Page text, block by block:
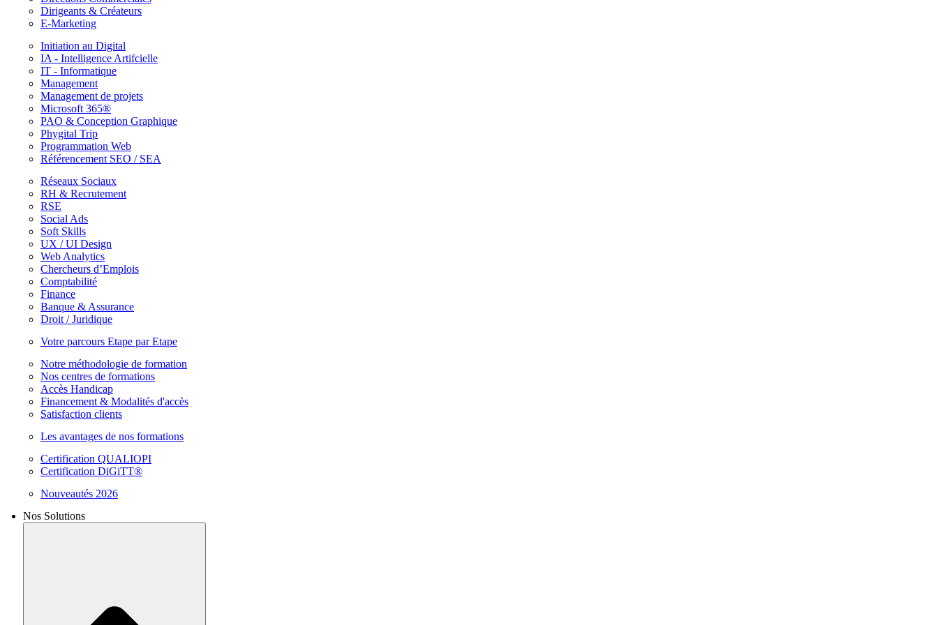
Dirigeants & Créateurs
E-Marketing
Initiation au Digital
IA - Intelligence Artifcielle
IT - Informatique
Management
Management de projets
Microsoft 365®
PAO & Conception Graphique
Phygital Trip
Programmation Web
Référencement SEO / SEA
Réseaux Sociaux
RH & Recrutement
RSE
Social Ads
Soft Skills
UX / UI Design
Web Analytics
Chercheurs d’Emplois
Comptabilité
Finance
Banque & Assurance
Droit / Juridique
Votre parcours Etape par Etape
Notre méthodologie de formation
Nos centres de formations
Accès Handicap
Financement & Modalités d'accès
Satisfaction clients
Les avantages de nos formations
Certification QUALIOPI
Certification DiGiTT®
Nouveautés 2026
Nos Solutions